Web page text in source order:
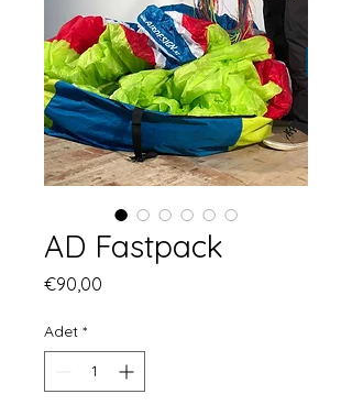
AD Fastpack
€90,00
Adet *